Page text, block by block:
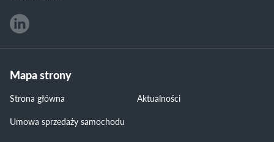
Mapa strony
Strona główna
Aktualności
Umowa sprzedaży samochodu